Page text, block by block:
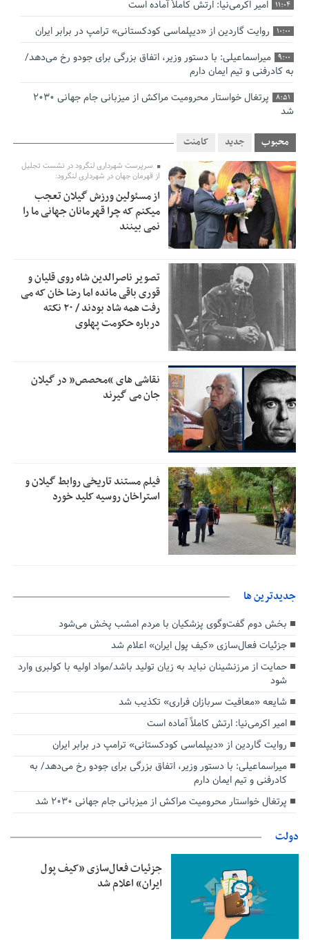
11:04 امیر اکرمی‌نیا: ارتش کاملاً آماده است
10:00 روایت گاردین از «دیپلماسی کودکستانی» ترامپ در برابر ایران
9:00
میراسماعیلی: با دستور وزیر، اتفاق بزرگی برای جودو رخ می‌دهد/
به کادرفنی و تیم ایمان دارم
8:51
پرتغال خواستار محرومیت مراکش از میزبانی جام جهانی ۲۰۳۰
شد
فریدون جیرانی: اکبر عبدی حیف شد
0:58
تسهیلات اشتغالزایی در اختیار نهادهای حمایتی باید براساس
اولویت‌های گیلان پرداخت شود
2:53
زمان جلسه سرنوشت‌ساز هیات رئیسه فدراسیون فوتبال با حضور
قلعه‌نویی مشخص شد
2:50
دفتر رهبر انقلاب: مطالب خارج از مراجع رسمی فاقد سندیت
2:46
بقائی: فضای مذاکرات فنی و سیاسی ایران و عمان درباره تنگه
هرمز، مثبت است
رئیس سازمان جهاد کشاورزی استان: کشاورزان گیلان نسبت به
دریافت یارانه کود اقدام کنند
1:00 تمدید مهلت اظهارنامه‌های مالیاتی سال ۱۴۰۴ تا پایان شهریورماه
محبوب جدید کامنت
سرپرست شهرداری لنگرود در نشست تجلیل
از قهرمان جهان در شهرداری لنگرود:
از مسئولین ورزش گیلان تعجب
میکنم که چرا قهرمانان جهانی ما را
نمی بینند
تصویر ناصرالدین شاه روی قلیان و
قوری باقی مانده اما رضا خان که می
رفت همه شاد بودند / ۲۰ نکته
درباره حکومت پهلوی
نقاشی های “محصص” در گیلان
جان می گیرند
فیلم مستند تاریخی روابط گیلان و
استراخان روسیه کلید خورد
جديدترين ها
بخش دوم گفت‌وگوی پزشکیان با مردم امشب پخش می‌شود
جزئیات فعال‌سازی «کیف پول ایران» اعلام شد
حمایت از مرزنشینان نباید به زیان تولید باشد/مواد اولیه با کولبری وارد
شود
شایعه «معافیت سربازان فراری» تکذیب شد
امیر اکرمی‌نیا: ارتش کاملاً آماده است
روایت گاردین از «دیپلماسی کودکستانی» ترامپ در برابر ایران
میراسماعیلی: با دستور وزیر، اتفاق بزرگی برای جودو رخ می‌دهد/ به
کادرفنی و تیم ایمان دارم
پرتغال خواستار محرومیت مراکش از میزبانی جام جهانی ۲۰۳۰ شد
دولت
جزئیات فعال‌سازی «کیف پول
ایران» اعلام شد